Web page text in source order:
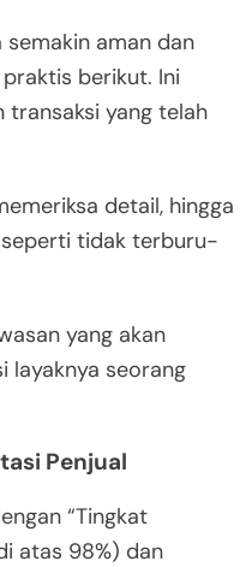
semakin aman dan
berikut. Ini
transaksi yang telah
detail, hingga
seperti tidak terburu-
yang akan
layaknya seorang
Penjual
“Tingkat
atas 98%) dan